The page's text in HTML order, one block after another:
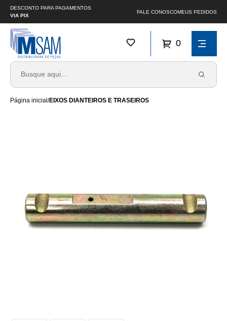
DESCONTO PARA PAGAMENTOS
VIA PIX
FALE CONOSCOMEUS PEDIDOS
0
Página inicial/EIXOS DIANTEIROS E TRASEIROS